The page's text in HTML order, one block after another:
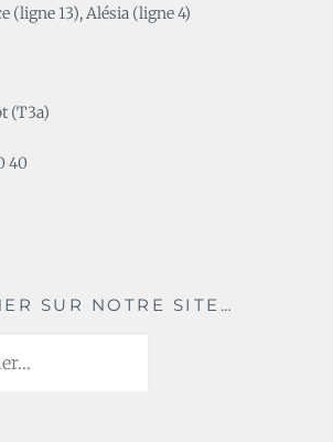
(ligne 13), Alésia (ligne 4)
(T3a)
40
SUR NOTRE SITE…